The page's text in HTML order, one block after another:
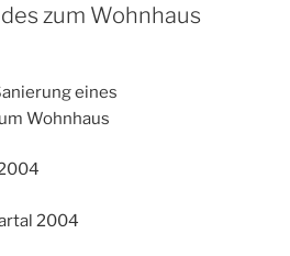
zum Wohnhaus
eines
Wohnhaus
2004